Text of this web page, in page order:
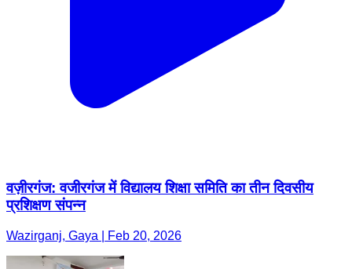
वज़ीरगंज: वजीरगंज में विद्यालय शिक्षा समिति का तीन दिवसीय
प्रशिक्षण संपन्न
Wazirganj, Gaya | Feb 20, 2026